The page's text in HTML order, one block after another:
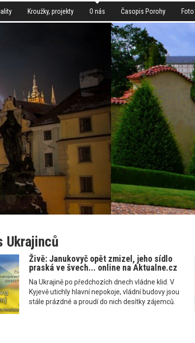
Kroužky, projekty O nás Časopis Porohy Foto
Ukrajinců
Živě: Janukovyč opět zmizel, jeho sídlo
praská ve švech... online na Aktualne.cz
Na Ukrajině po předchozích dnech vládne klid. V
Kyjevě utichly hlavní nepokoje, vládní budovy jsou
stále prázdné a proudí do nich desítky zájemců.